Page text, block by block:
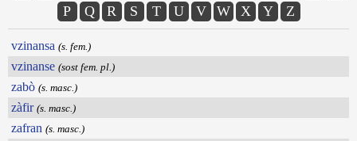
P
Q R S T U V W X Y Z
vzinansa (s. fem.)
vzinanse (sost fem. pl.)
zabò (s. masc.)
zàfir (s. masc.)
zafran (s. masc.)